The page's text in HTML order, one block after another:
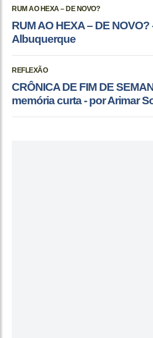
RUM AO HEXA – DE NOVO?
RUM AO HEXA – DE
Albuquerque
REFLEXÃO
CRÔNICA DE FIM DE
memória curta - por Arimar